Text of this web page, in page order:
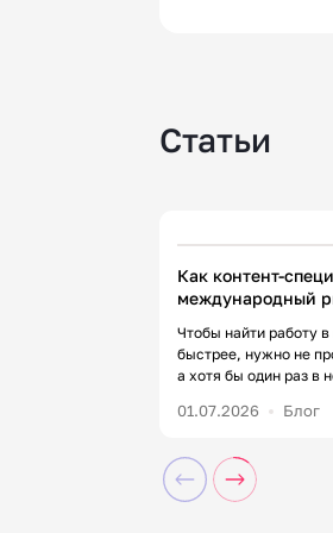
Статьи
Как контент-
международный
Чтобы найти работу
быстрее, нужно не
а хотя бы один раз в
от вас ждут
искать работу. Меня
в редакции
01.07.2026 Блог